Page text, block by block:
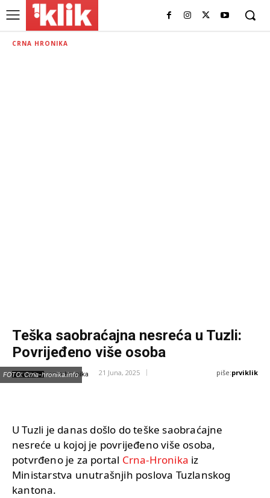
CRNA HRONIKA
Teška saobraćajna nesreća u Tuzli:
Povrijeđeno više osoba
IZVOR: crna-hronika 21 Juna, 2025 piše:prviklik
FOTO: Crna-hronika.info
U Tuzli je danas došlo do teške saobraćajne
nesreće u kojoj je povrijeđeno više osoba,
potvrđeno je za portal Crna-Hronika iz
Ministarstva unutrašnjih poslova Tuzlanskog
kantona.